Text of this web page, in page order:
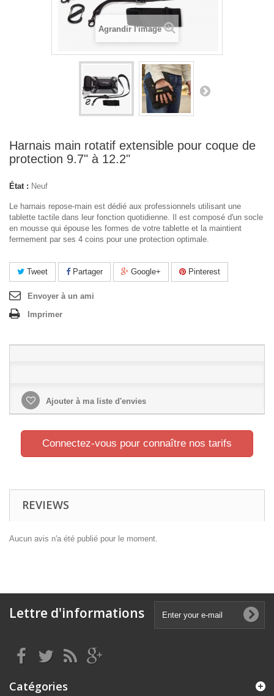
Agrandir l'image
Harnais main rotatif extensible pour coque de
protection 9.7" à 12.2"
État : Neuf
Le harnais repose-main est dédié aux professionnels utilisant une
tablette tactile dans leur fonction quotidienne. Il est composé d'un socle
en mousse qui épouse les formes de votre tablette et la maintient
fermement par ses 4 coins pour une protection optimale.
Tweet Partager Google+ Pinterest
Envoyer à un ami
Imprimer
Ajouter à ma liste d'envies
Connectez-vous pour connaître nos tarifs
REVIEWS
Aucun avis n'a été publié pour le moment.
Lettre d'informations
Catégories